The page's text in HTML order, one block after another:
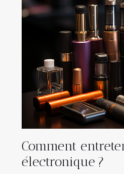
Comment
électronique ?